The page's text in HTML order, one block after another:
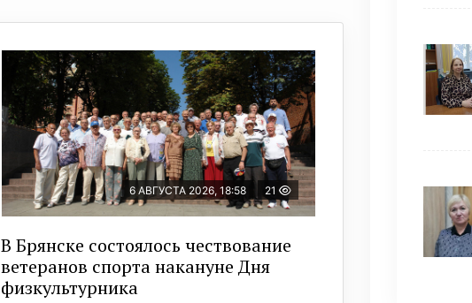
6 АВГУСТА 2026, 18:58 21
В Брянске состоялось чествование
ветеранов спорта накануне Дня
физкультурника